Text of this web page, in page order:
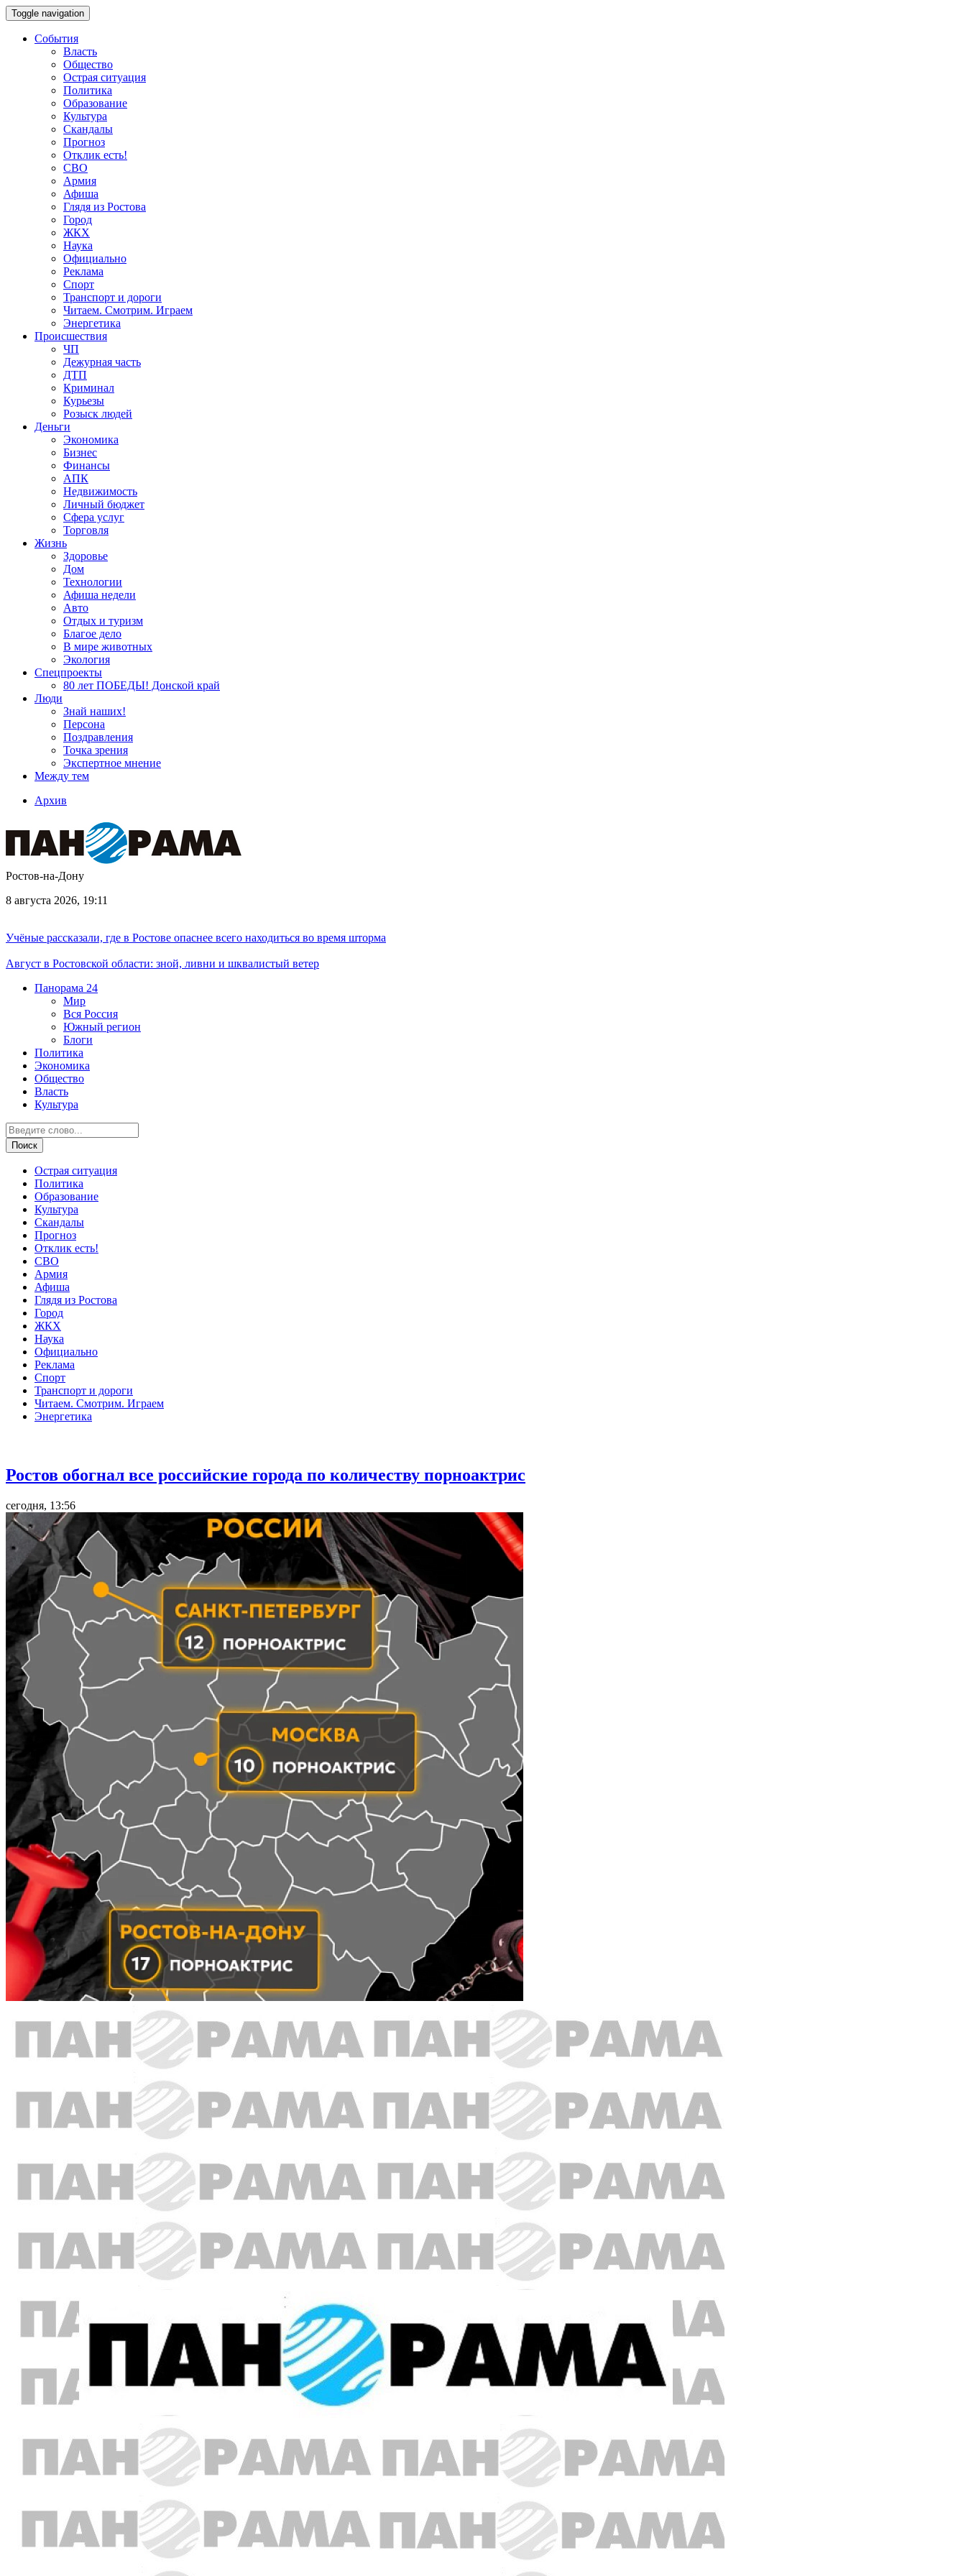
Toggle navigation
События
Власть
Общество
Острая ситуация
Политика
Образование
Культура
Скандалы
Прогноз
Отклик есть!
СВО
Армия
Афиша
Глядя из Ростова
Город
ЖКХ
Наука
Официально
Реклама
Спорт
Транспорт и дороги
Читаем. Смотрим. Играем
Энергетика
Происшествия
ЧП
Дежурная часть
ДТП
Криминал
Курьезы
Розыск людей
Деньги
Экономика
Бизнес
Финансы
АПК
Недвижимость
Личный бюджет
Сфера услуг
Торговля
Жизнь
Здоровье
Дом
Технологии
Афиша недели
Авто
Отдых и туризм
Благое дело
В мире животных
Экология
Спецпроекты
80 лет ПОБЕДЫ! Донской край
Люди
Знай наших!
Персона
Поздравления
Точка зрения
Экспертное мнение
Между тем
Архив
Ростов-на-Дону
8 августа 2026, 19:11
Учёные рассказали, где в Ростове опаснее всего находиться во время шторма
Август в Ростовской области: зной, ливни и шквалистый ветер
Панорама 24
Мир
Вся Россия
Южный регион
Блоги
Политика
Экономика
Общество
Власть
Культура
Острая ситуация
Политика
Образование
Культура
Скандалы
Прогноз
Отклик есть!
СВО
Армия
Афиша
Глядя из Ростова
Город
ЖКХ
Наука
Официально
Реклама
Спорт
Транспорт и дороги
Читаем. Смотрим. Играем
Энергетика
Ростов обогнал все российские города по количеству порноактрис
сегодня, 13:56